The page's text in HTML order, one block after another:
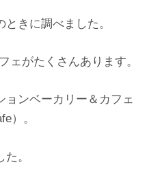
きに調べました。
ェがたくさんあります。
ョンベーカリー＆カフェ
）。
。